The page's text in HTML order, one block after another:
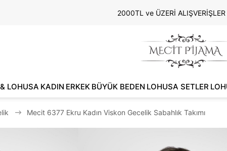
2000TL ve ÜZERİ
LOHUSA KADIN ERKEK BÜYÜK BEDEN LOHUSA SETLER
Mecit 6377 Ekru Kadın Viskon Gecelik Sabahlık Takımı